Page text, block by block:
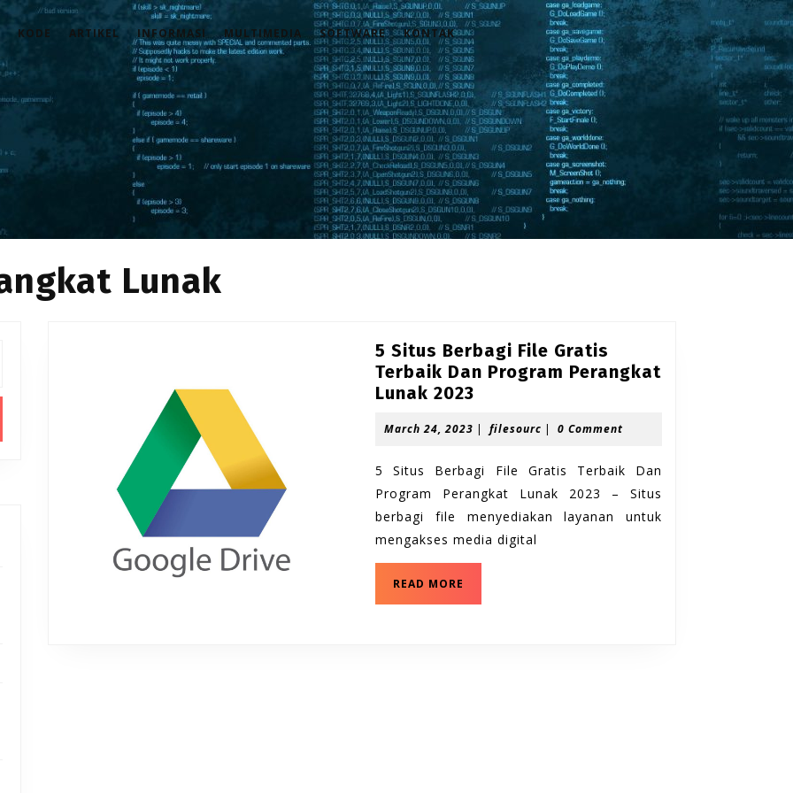
KODE ARTIKEL INFORMASI MULTIMEDIA SOFTWARE KONTAK
Lunak
5 Situs Berbagi File Gratis
Terbaik Dan Program Perangkat
Lunak 2023
Berbagi
Gratis
Terbaik
Dan
Program
Perangkat
2023
March 24, 2023 March
| filesourc filesourc
| 0 Comment
5 Situs Berbagi File Gratis Terbaik Dan
Program Perangkat Lunak 2023 – Situs
berbagi file menyediakan layanan untuk
mengakses media digital
READ MORE